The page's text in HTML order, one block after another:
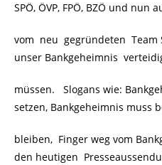
SPÖ, ÖVP, FPÖ, BZÖ und nun
vom neu gegründeten Team
unser Bankgeheimnis
müssen. Slogans wie:
setzen, Bankgeheimnis muss
bleiben, Finger weg vom
den heutigen